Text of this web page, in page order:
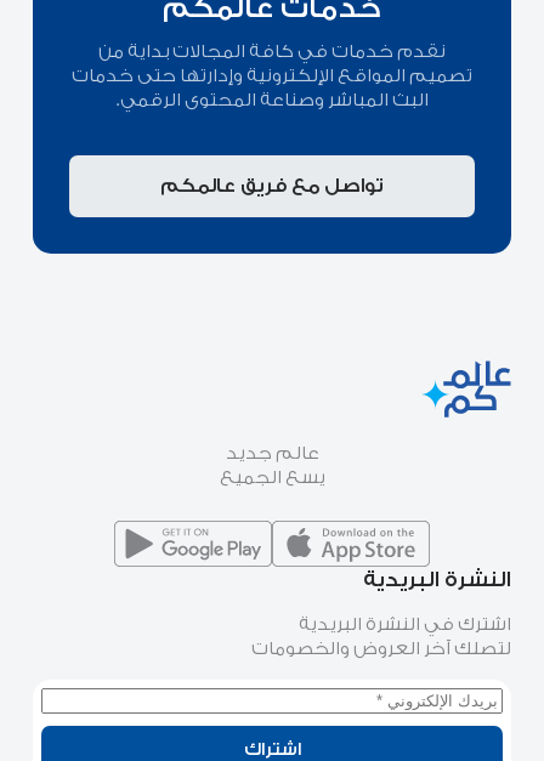
خدمات عالمكم
نقدم خدمات في كافة المجالات بداية من
تصميم المواقع الإلكترونية وإدارتها حتى خدمات
البث المباشر وصناعة المحتوى الرقمي.
تواصل مع فريق عالمكم
عالم جديد
يسع الجميع
النشرة البريدية
اشترك في النشرة البريدية
لتصلك آخر العروض والخصومات
اشتراك